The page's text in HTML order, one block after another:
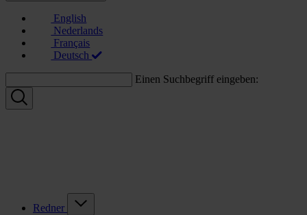
English
Nederlands
Français
Deutsch
Einen Suchbegriff eingeben:
Redner